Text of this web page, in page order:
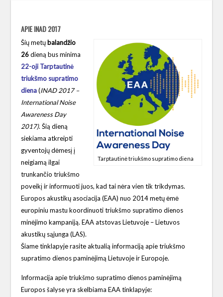
APIE INAD 2017
Tarptautinė triukšmo supratimo diena
Šių metų balandžio
26dieną bus minima
22-oji Tarptautinė
triukšmo supratimo
diena(INAD 2017 –
International Noise
Awareness Day
2017). Šią dieną
siekiama atkreipti
gyventojų dėmesį į
neigiamą ilgai
trunkančio triukšmo
poveikį ir informuoti juos, kad tai nėra vien tik trikdymas.
Europos akustikų asociacija (EAA) nuo 2014 metų ėmė
europiniu mastu koordinuoti triukšmo supratimo dienos
minėjimo kampaniją. EAA atstovas Lietuvoje – Lietuvos
akustikų sąjunga (LAS).
Šiame tinklapyje rasite aktualią informaciją apie triukšmo
supratimo dienos paminėjimą Lietuvoje ir Europoje.
Informacija apie triukšmo supratimo dienos paminėjimą
Europos šalyse yra skelbiama EAA tinklapyje: